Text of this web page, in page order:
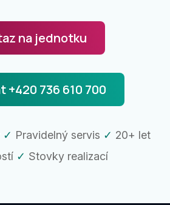
na jednotku
+420 736 610 700
✓ Pravidelný servis ✓ 20+ let
✓ Stovky realizací